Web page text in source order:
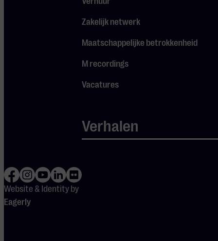
Zakelijk netwerk
Maatschappelijke betrokkenheid
M recordings
Vacatures
Verhalen
Website & Identity by
Eagerly
deel beschrijft het leven
visioenen van geluk.’ Het
luchthartig en de finale
pianoconcert liet de toen
nog vrij jonge Prokofjev
precies horen waar hij zo
goed in was: gedreven